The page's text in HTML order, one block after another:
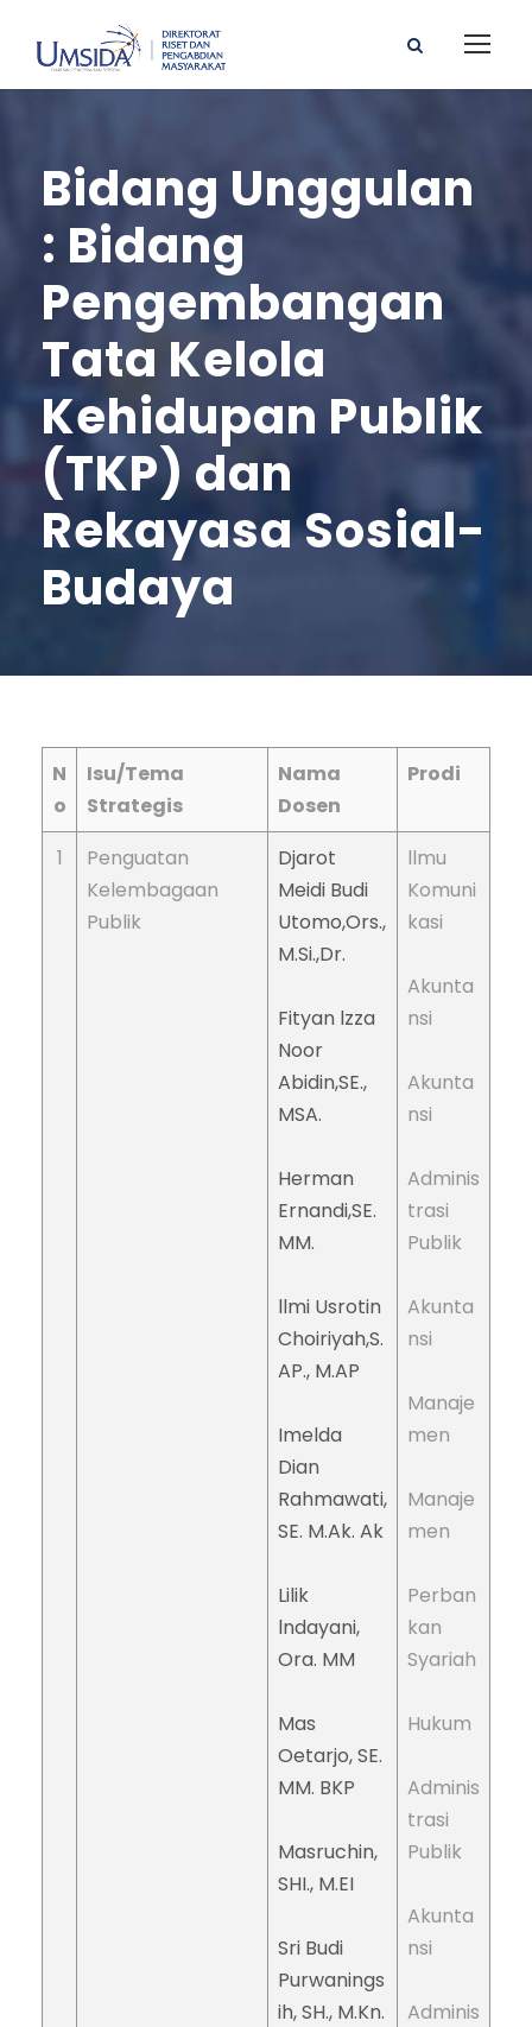
Bidang Unggulan
: Bidang
Pengembangan
Tata Kelola
Kehidupan Publik
(TKP) dan
Rekayasa Sosial-
Budaya
N
o
Isu/Tema
Strategis
Nama
Dosen
Prodi
1
Penguatan
Kelembagaan
Publik
Djarot
Meidi Budi
Utomo,Ors.,
M.Si.,Dr.
Fityan lzza
Noor
Abidin,SE.,
MSA.
Herman
Ernandi,SE.
MM.
llmi Usrotin
Choiriyah,S.
AP., M.AP
Imelda
Dian
Rahmawati,
SE. M.Ak. Ak
Lilik
lndayani,
Ora. MM
Mas
Oetarjo, SE.
MM. BKP
Masruchin,
SHI., M.EI
Sri Budi
Purwanings
ih, SH., M.Kn.
llmu
Komuni
kasi
Akunta
nsi
Akunta
nsi
Adminis
trasi
Publik
Akunta
nsi
Manaje
men
Manaje
men
Perban
kan
Syariah
Hukum
Adminis
trasi
Publik
Akunta
nsi
Adminis